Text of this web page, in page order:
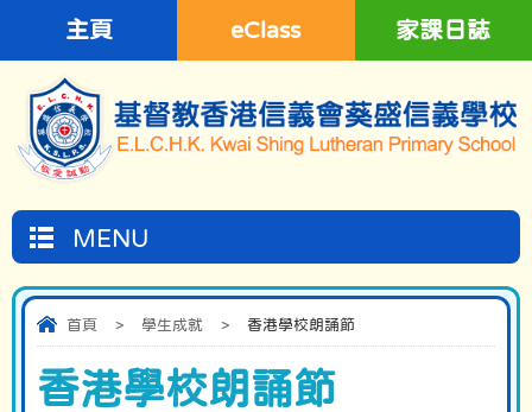
主頁 eClass 家課日誌
MENU
首頁 > 學生成就 > 香港學校朗誦節
香港學校朗誦節